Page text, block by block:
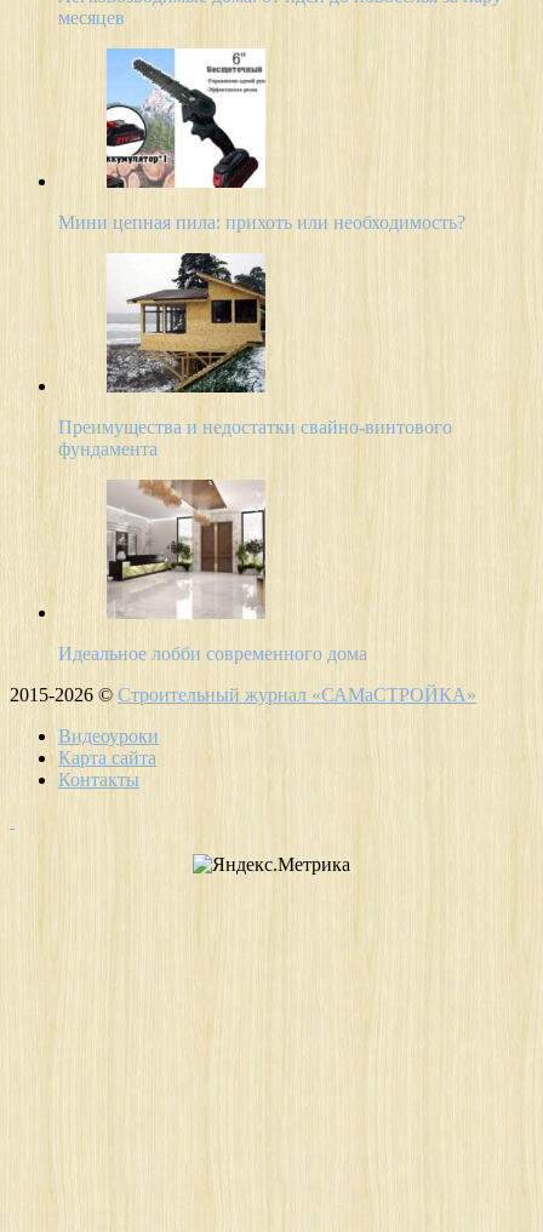
месяцев
Мини цепная пила: прихоть или необходимость?
Преимущества и недостатки свайно-винтового
фундамента
Идеальное лобби современного дома
2015-2026 © Строительный журнал «САМаСТРОЙКА»
Видеоуроки
Карта сайта
Контакты